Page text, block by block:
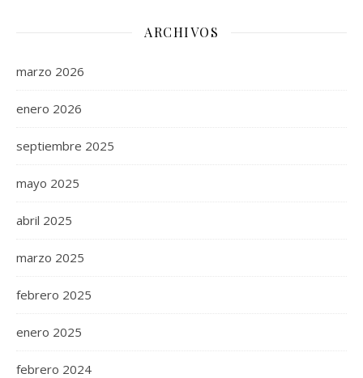
ARCHIVOS
marzo 2026
enero 2026
septiembre 2025
mayo 2025
abril 2025
marzo 2025
febrero 2025
enero 2025
febrero 2024